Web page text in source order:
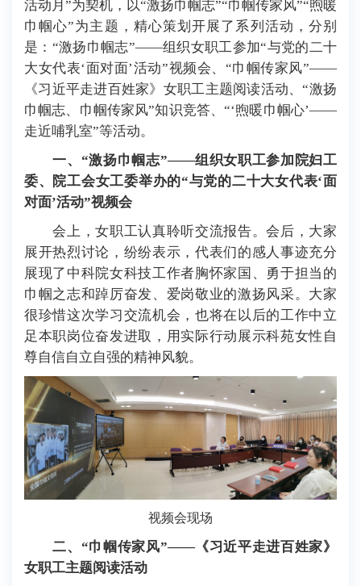
活动月”为契机，以“激扬巾帼志”“巾帼传家风”“煦暖
巾帼心”为主题，精心策划开展了系列活动，分别
是：“激扬巾帼志”——组织女职工参加“与党的二十
大女代表‘面对面’活动”视频会、“巾帼传家风”——
《习近平走进百姓家》女职工主题阅读活动、“激扬
巾帼志、巾帼传家风”知识竞答、“‘煦暖巾帼心’——
走近哺乳室”等活动。
一、“激扬巾帼志”——组织女职工参加院妇工
委、院工会女工委举办的“与党的二十大女代表‘面
对面’活动”视频会
会上，女职工认真聆听交流报告。会后，大家
展开热烈讨论，纷纷表示，代表们的感人事迹充分
展现了中科院女科技工作者胸怀家国、勇于担当的
巾帼之志和踔厉奋发、爱岗敬业的激扬风采。大家
很珍惜这次学习交流机会，也将在以后的工作中立
足本职岗位奋发进取，用实际行动展示科苑女性自
尊自信自立自强的精神风貌。
视频会现场
二、“巾帼传家风”——《习近平走进百姓家》
女职工主题阅读活动